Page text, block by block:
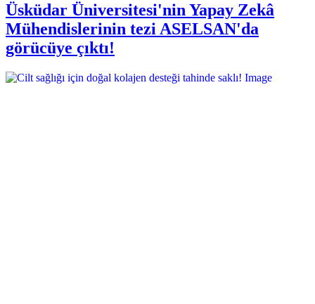
Üsküdar Üniversitesi'nin Yapay Zekâ
Mühendislerinin tezi ASELSAN'da
görücüye çıktı!